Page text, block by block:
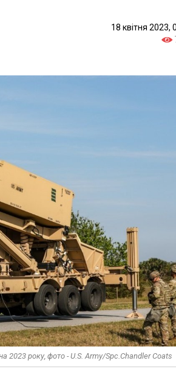
18 квітня 2023,
2023 року, фото - U.S. Army/Spc.Chandler Coats